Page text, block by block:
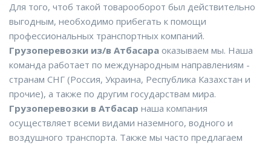
Для того, чтоб такой товарооборот был действительно
выгодным, необходимо прибегать к помощи
профессиональных транспортных компаний.
Грузоперевозки из/в Атбасара оказываем мы. Наша
команда работает по международным направлениям -
странам СНГ (Россия, Украина, Республика Казахстан и
прочие), а также по другим государствам мира.
Грузоперевозки в Атбасар наша компания
осуществляет всеми видами наземного, водного и
воздушного транспорта. Также мы часто предлагаем